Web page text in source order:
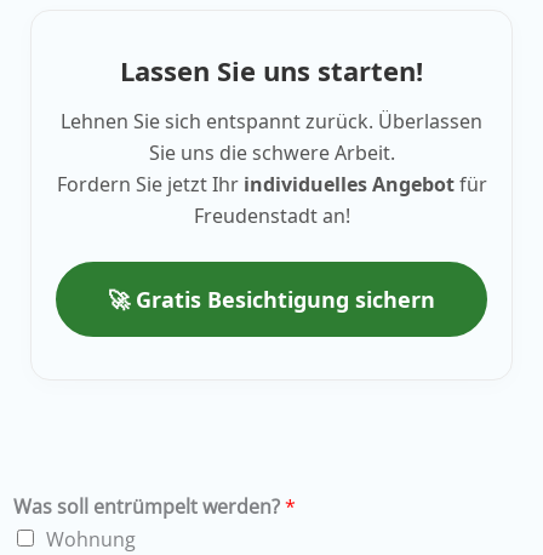
Lassen Sie uns starten!
Lehnen Sie sich entspannt zurück. Überlassen
Sie uns die schwere Arbeit.
Fordern Sie jetzt Ihr individuelles Angebotfür
Freudenstadt an!
🚀 Gratis Besichtigung sichern
Was soll entrümpelt werden?*
Wohnung